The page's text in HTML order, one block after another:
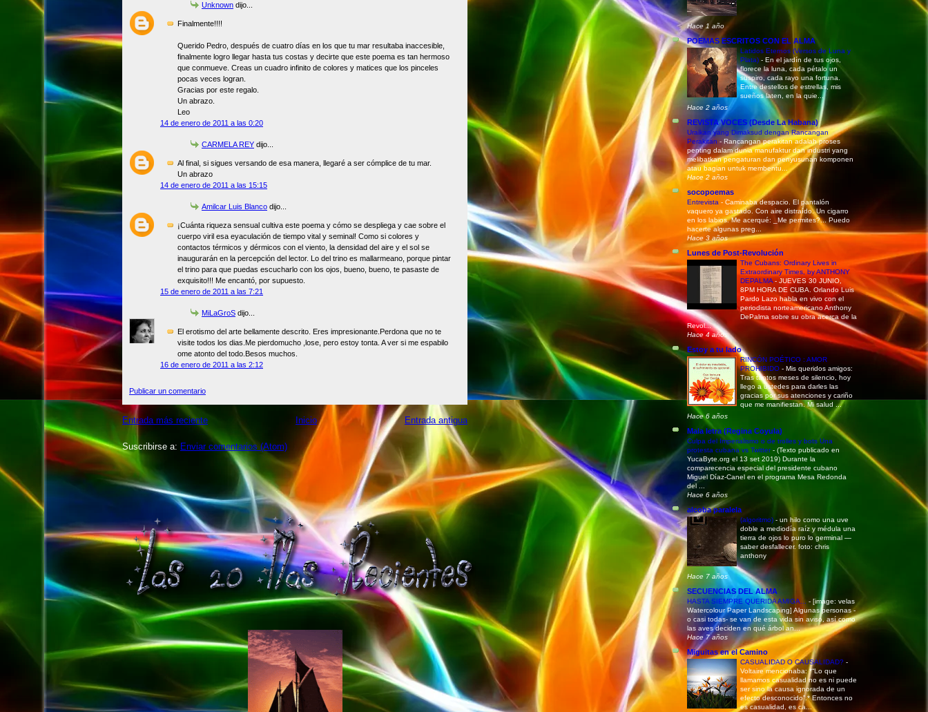
Unknown dijo...
Finalmente!!!!
Querido Pedro, después de cuatro días en los que tu mar resultaba inaccesible,
finalmente logro llegar hasta tus costas y decirte que este poema es tan hermoso
que conmueve. Creas un cuadro infinito de colores y matices que los pinceles
pocas veces logran.
Gracias por este regalo.
Un abrazo.
Leo
14 de enero de 2011 a las 0:20
CARMELA REY dijo...
Al final, si sigues versando de esa manera, llegaré a ser cómplice de tu mar.
Un abrazo
14 de enero de 2011 a las 15:15
Amilcar Luis Blanco dijo...
¡Cuánta riqueza sensual cultiva este poema y cómo se despliega y cae sobre el
cuerpo viril esa eyaculación de tiempo vital y seminal! Como si colores y
contactos térmicos y dérmicos con el viento, la densidad del aire y el sol se
inaugurarán en la percepción del lector. Lo del trino es mallarmeano, porque pintar
el trino para que puedas escucharlo con los ojos, bueno, bueno, te pasaste de
exquisito!!! Me encantó, por supuesto.
15 de enero de 2011 a las 7:21
MiLaGroS dijo...
El erotismo del arte bellamente descrito. Eres impresionante.Perdona que no te
visite todos los dias.Me pierdomucho ,lose, pero estoy tonta. A ver si me espabilo
ome atonto del todo.Besos muchos.
16 de enero de 2011 a las 2:12
Publicar un comentario
Entrada más reciente Entrada antigua
Inicio
Suscribirse a: Enviar comentarios (Atom)
Hace 1 año
POEMAS ESCRITOS CON EL ALMA
Latidos Eternos (Versos de Luna y
Plata) - En el jardín de tus ojos,
florece la luna, cada pétalo un
suspiro, cada rayo una fortuna.
Entre destellos de estrellas, mis
sueños laten, en la quie...
Hace 2 años
REVISTA VOCES (Desde La Habana)
Uraikan yang Dimaksud dengan Rancangan
Perakitan - Rancangan perakitan adalah proses
penting dalam dunia manufaktur dan industri yang
melibatkan pengaturan dan penyusunan komponen
atau bagian untuk membentu...
Hace 2 años
socopoemas
Entrevista - Caminaba despacio. El pantalón
vaquero ya gastado. Con aire distraído. Un cigarro
en los labios. Me acerqué: _Me permites?... Puedo
hacerte algunas preg...
Hace 3 años
Lunes de Post-Revolución
The Cubans: Ordinary Lives in
Extraordinary Times, by ANTHONY
DEPALMA- JUEVES 30 JUNIO,
8PM HORA DE CUBA. Orlando Luis
Pardo Lazo habla en vivo con el
periodista norteamericano Anthony
DePalma sobre su obra acerca de la
Revol...
Hace 4 años
Estoy a tu lado
RINCÓN POÉTICO : AMOR
PROHIBIDO - Mis queridos amigos:
Tras tantos meses de silencio, hoy
llego a ustedes para darles las
gracias por sus atenciones y cariño
que me manifiestan. Mi salud ...
Hace 6 años
Mala letra (Regina Coyula)
Culpa del Imperialismo o de trolles y bots Una
protesta cubana vs Twitter- (Texto publicado en
YucaByte.org el 13 set 2019) Durante la
comparecencia especial del presidente cubano
Miguel Díaz-Canel en el programa Mesa Redonda
del ...
Hace 6 años
alcoba paralela
(algoritmo) - un hilo como una uve
doble a mediodía raíz y médula una
tierra de ojos lo puro lo germinal —
saber desfallecer. foto: chris
anthony
Hace 7 años
SECUENCIAS DEL ALMA
HASTA SIEMPRE QUERIDA AMIGA... - [image: velas
Watercolour Paper Landscaping] Algunas personas -
o casi todas- se van de esta vida sin aviso, así como
las aves deciden en qué árbol an...
Hace 7 años
Miguitas en el Camino
CASUALIDAD O CAUSALIDAD? -
Voltaire mencionaba: *“Lo que
llamamos casualidad no es ni puede
ser sino la causa ignorada de un
efecto desconocido”.* Entonces no
es casualidad, es ca...